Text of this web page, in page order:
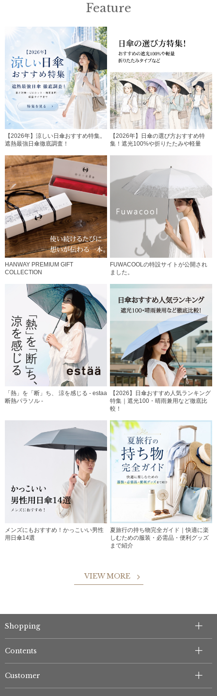
Feature
【2026年】涼しい日傘おすすめ特集。
遮熱最強日傘徹底調査！
【2026年】日傘の選び方おすすめ特
集！遮光100%や折りたたみや軽量
HANWAY PREMIUM GIFT
COLLECTION
FUWACOOLの特設サイトが公開され
ました。
「熱」を「断」ち、 涼を感じる - estaa
断熱パラソル -
【2026】日傘おすすめ人気ランキング
特集｜遮光100・晴雨兼用など徹底比
較！
メンズにもおすすめ！かっこいい男性
用日傘14選
夏旅行の持ち物完全ガイド｜快適に楽
しむための服装・必需品・便利グッズ
まで紹介
VIEW MORE
Shopping
Contents
Customer